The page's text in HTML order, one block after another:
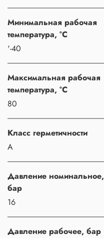
Минимальная рабочая
температура, °C
'-40
Максимальная рабочая
температура, °C
80
Класс герметичности
A
Давление номинальное,
бар
16
Давление рабочее, бар